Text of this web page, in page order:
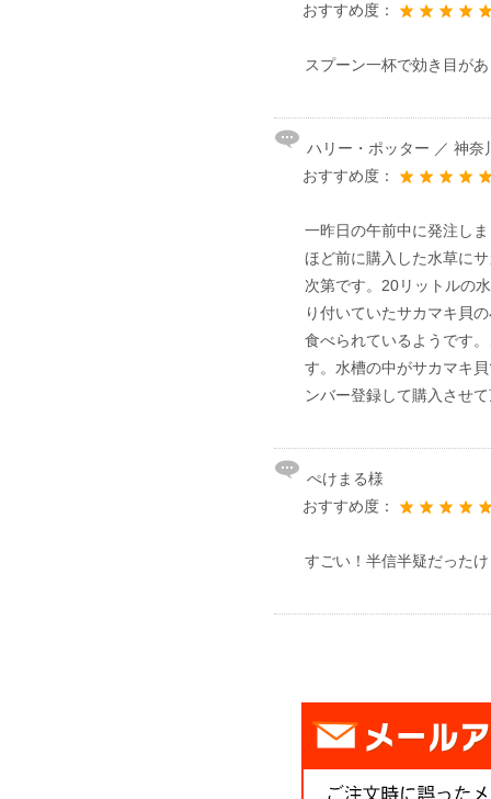
おすすめ度：
スプーン一杯で効き目が
ハリー・ポッター ／ 神奈
おすすめ度：
一昨日の午前中に発注し
ほど前に購入した水草に
次第です。20リットルの
り付いていたサカマキ貝
食べられているようです
す。水槽の中がサカマキ
ンバー登録して購入させ
ぺけまる様
おすすめ度：
すごい！半信半疑だった